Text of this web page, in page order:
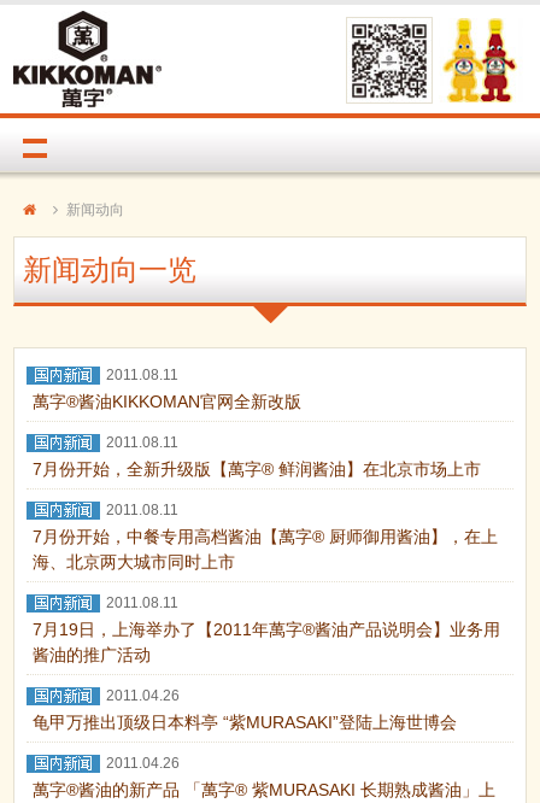
新闻动向
新闻动向一览
2011.08.11
萬字®酱油KIKKOMAN官网全新改版
2011.08.11
7月份开始，全新升级版【萬字® 鲜润酱油】在北京市场上市
2011.08.11
7月份开始，中餐专用高档酱油【萬字® 厨师御用酱油】，在上
海、北京两大城市同时上市
2011.08.11
7月19日，上海举办了【2011年萬字®酱油产品说明会】业务用
酱油的推广活动
2011.04.26
龟甲万推出顶级日本料亭 “紫MURASAKI”登陆上海世博会
2011.04.26
萬字®酱油的新产品 「萬字® 紫MURASAKI 长期熟成酱油」上